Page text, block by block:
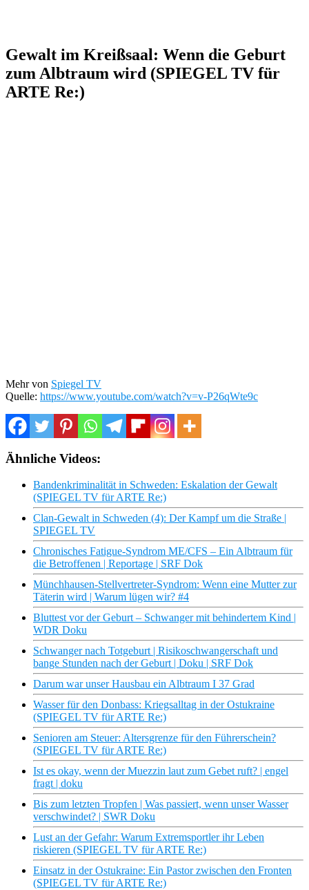
Gewalt im Kreißsaal: Wenn die Geburt
zum Albtraum wird (SPIEGEL TV für
ARTE Re:)
Mehr von Spiegel TV
Quelle: https://www.youtube.com/watch?v=v-P26qWte9c
Ähnliche Videos:
Bandenkriminalität in Schweden: Eskalation der Gewalt
(SPIEGEL TV für ARTE Re:)
Clan-Gewalt in Schweden (4): Der Kampf um die Straße |
SPIEGEL TV
Chronisches Fatigue-Syndrom ME/CFS – Ein Albtraum für
die Betroffenen | Reportage | SRF Dok
Münchhausen-Stellvertreter-Syndrom: Wenn eine Mutter zur
Täterin wird | Warum lügen wir? #4
Bluttest vor der Geburt – Schwanger mit behindertem Kind |
WDR Doku
Schwanger nach Totgeburt | Risikoschwangerschaft und
bange Stunden nach der Geburt | Doku | SRF Dok
Darum war unser Hausbau ein Albtraum I 37 Grad
Wasser für den Donbass: Kriegsalltag in der Ostukraine
(SPIEGEL TV für ARTE Re:)
Senioren am Steuer: Altersgrenze für den Führerschein?
(SPIEGEL TV für ARTE Re:)
Ist es okay, wenn der Muezzin laut zum Gebet ruft? | engel
fragt | doku
Bis zum letzten Tropfen | Was passiert, wenn unser Wasser
verschwindet? | SWR Doku
Lust an der Gefahr: Warum Extremsportler ihr Leben
riskieren (SPIEGEL TV für ARTE Re:)
Einsatz in der Ostukraine: Ein Pastor zwischen den Fronten
(SPIEGEL TV für ARTE Re:)